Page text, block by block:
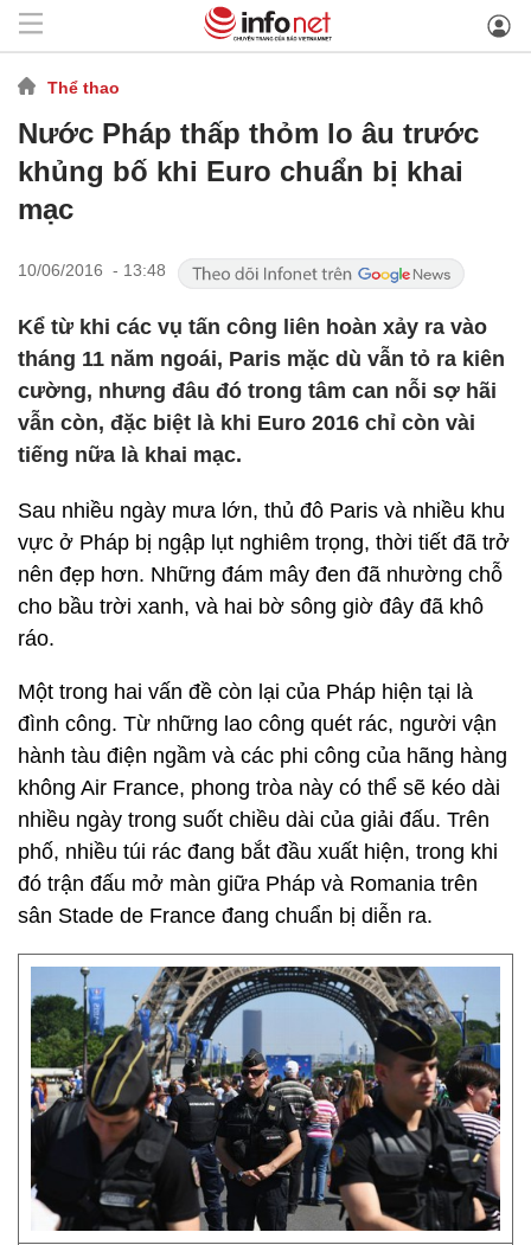
Thể thao
Nước Pháp thấp thỏm lo âu trước
khủng bố khi Euro chuẩn bị khai
mạc
10/06/2016 - 13:48
Kể từ khi các vụ tấn công liên hoàn xảy ra vào
tháng 11 năm ngoái, Paris mặc dù vẫn tỏ ra kiên
cường, nhưng đâu đó trong tâm can nỗi sợ hãi
vẫn còn, đặc biệt là khi Euro 2016 chỉ còn vài
tiếng nữa là khai mạc.
Sau nhiều ngày mưa lớn, thủ đô Paris và nhiều khu
vực ở Pháp bị ngập lụt nghiêm trọng, thời tiết đã trở
nên đẹp hơn. Những đám mây đen đã nhường chỗ
cho bầu trời xanh, và hai bờ sông giờ đây đã khô
ráo.
Một trong hai vấn đề còn lại của Pháp hiện tại là
đình công. Từ những lao công quét rác, người vận
hành tàu điện ngầm và các phi công của hãng hàng
không Air France, phong tròa này có thể sẽ kéo dài
nhiều ngày trong suốt chiều dài của giải đấu. Trên
phố, nhiều túi rác đang bắt đầu xuất hiện, trong khi
đó trận đấu mở màn giữa Pháp và Romania trên
sân Stade de France đang chuẩn bị diễn ra.